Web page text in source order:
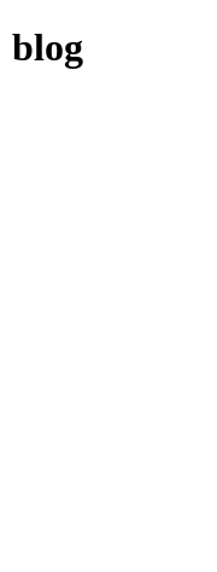
blog